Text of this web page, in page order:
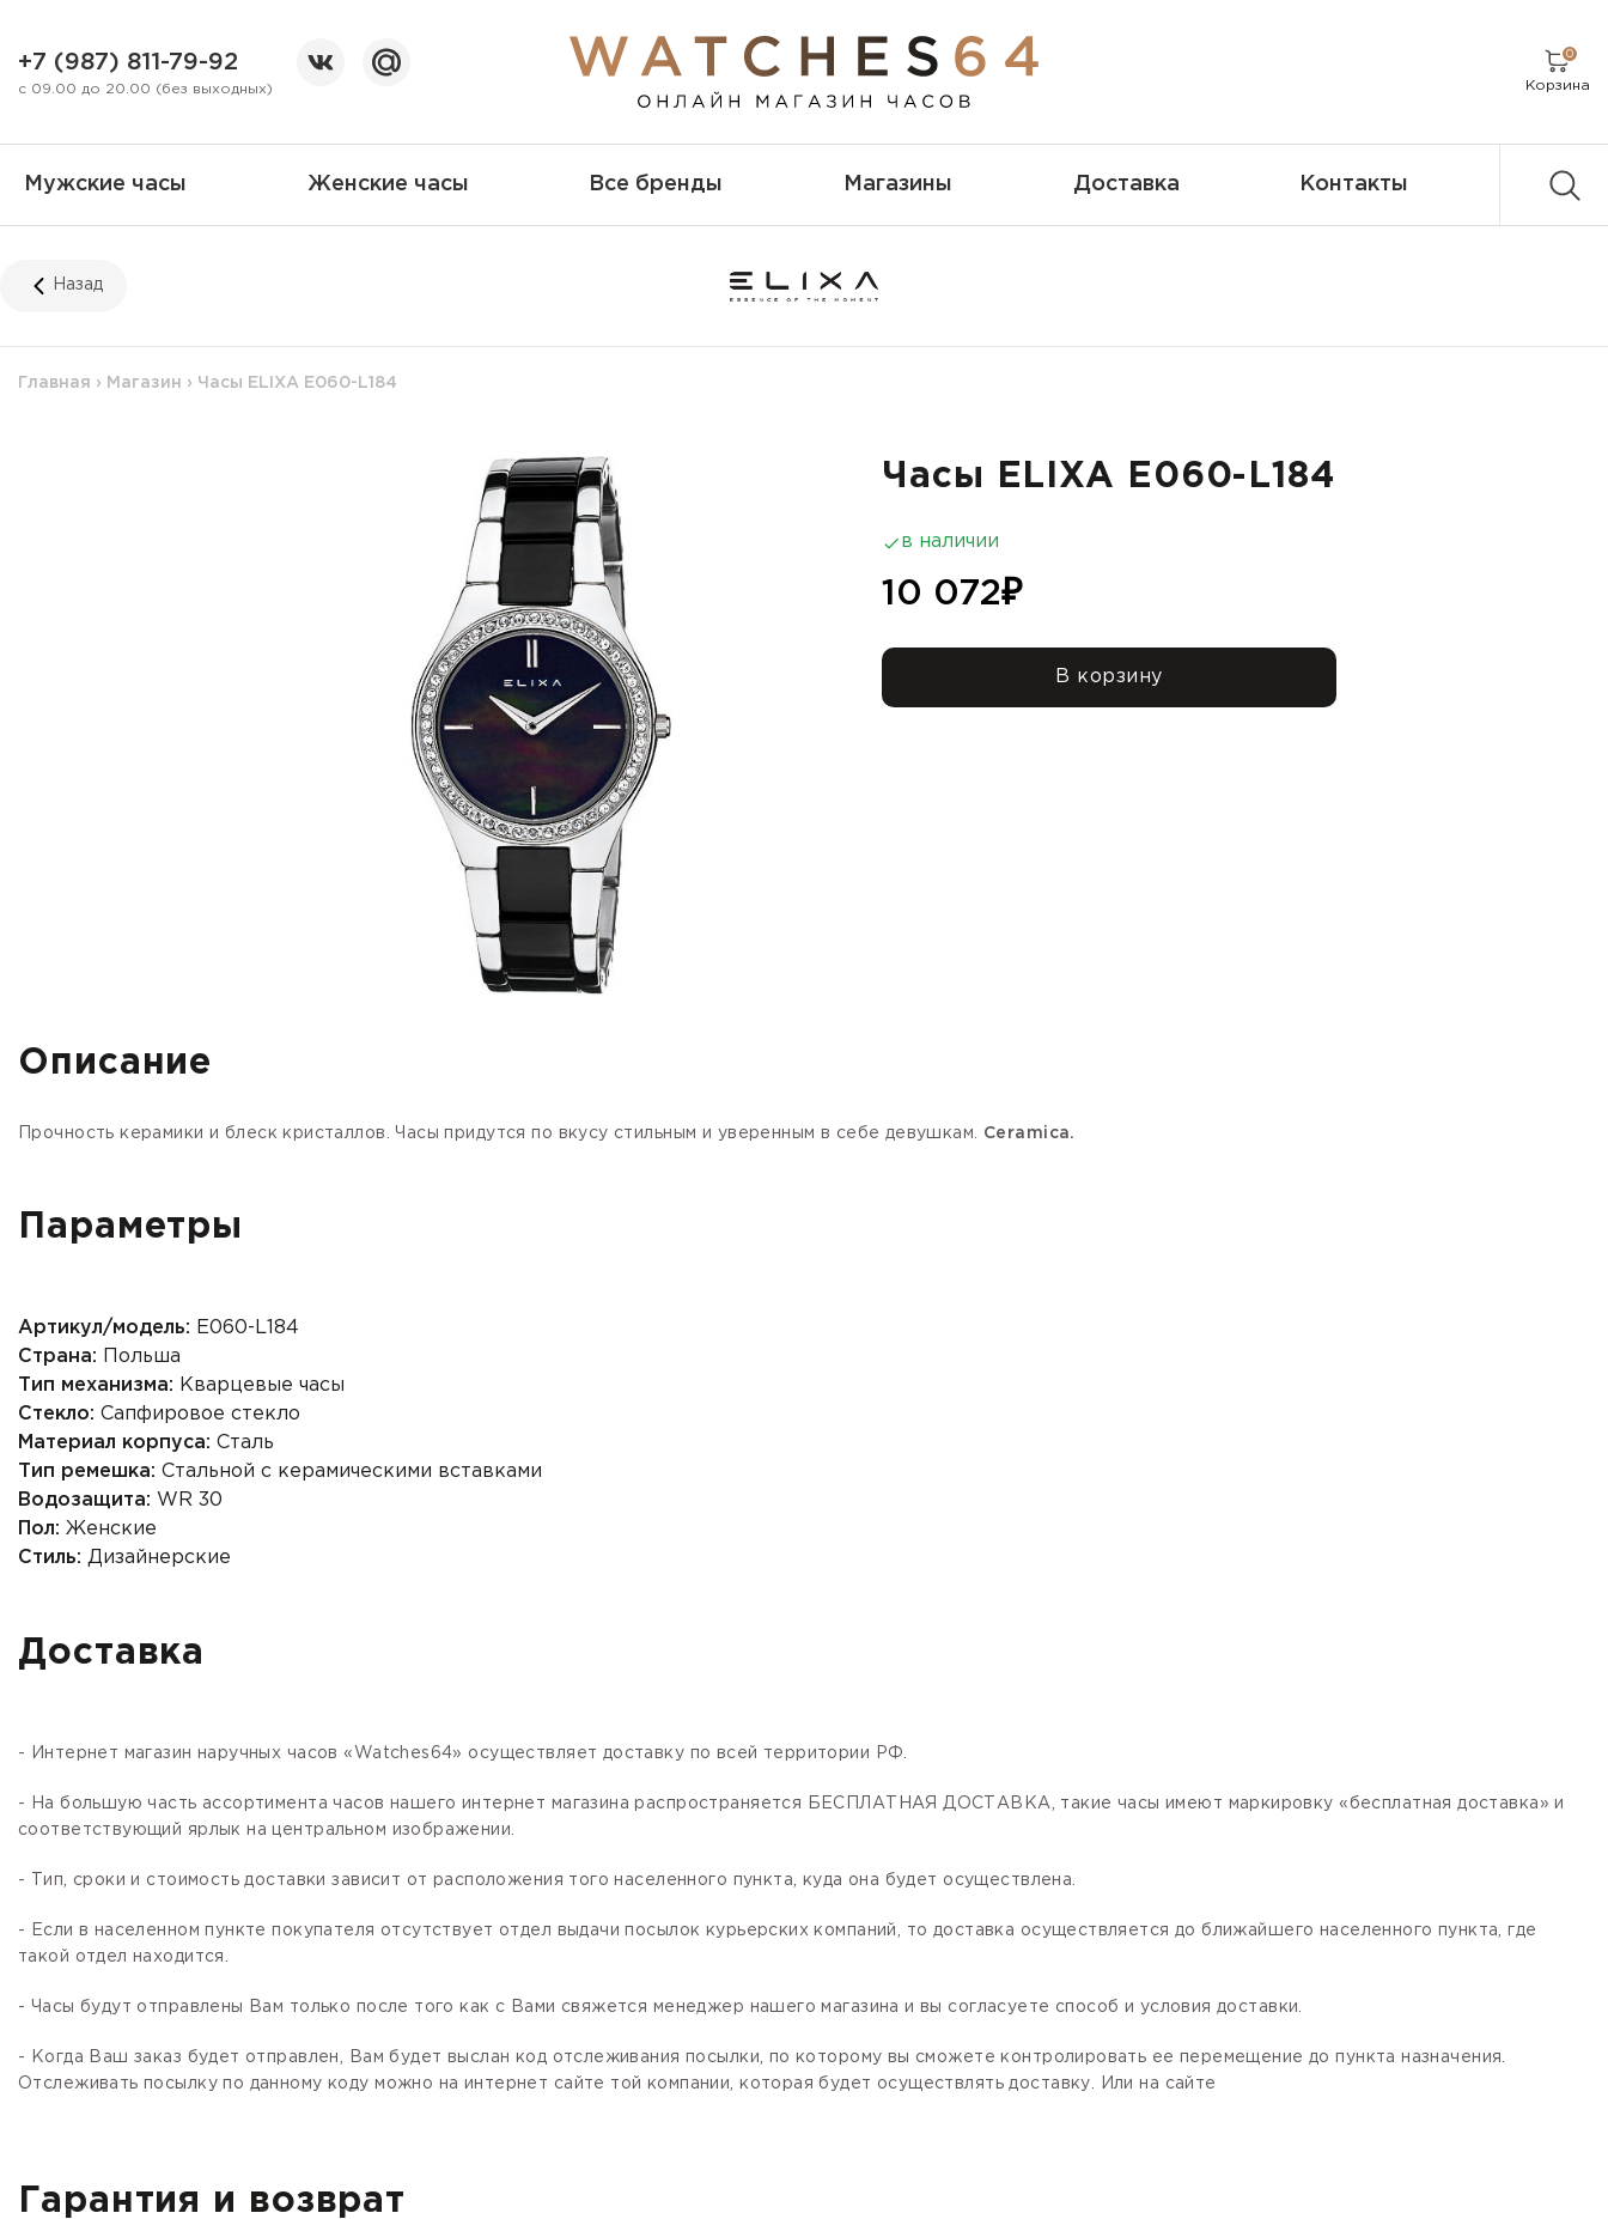
+7 (987) 811-79-92
с 09.00 до 20.00 (без выходных)
0
Корзина
Мужские часы Женские часы Все бренды Магазины Доставка Контакты
Назад
Главная › Магазин › Часы ELIXA E060-L184
Часы ELIXA E060-L184
в наличии
10 072₽
В корзину
Описание
Прочностькерамики и блеск кристаллов. Часы придутся по вкусу стильным и уверенным в себе девушкам. Ceramica.
Параметры
Артикул/модель: E060-L184
Страна: Польша
Тип механизма: Кварцевые часы
Стекло: Сапфировое стекло
Материал корпуса: Сталь
Тип ремешка: Стальной с керамическими вставками
Водозащита: WR 30
Пол: Женские
Стиль: Дизайнерские
Доставка
- Интернет магазин наручных часов «Watches64» осуществляет доставку по всей территории РФ.
- На большую часть ассортимента часов нашего интернет магазина распространяется БЕСПЛАТНАЯ ДОСТАВКА, такие часы имеют маркировку «бесплатная доставка» и
соответствующий ярлык на центральном изображении.
- Тип, сроки и стоимость доставки зависит от расположения того населенного пункта, куда она будет осуществлена.
- Если в населенном пункте покупателя отсутствует отдел выдачи посылок курьерских компаний, то доставка осуществляется до ближайшего населенного пункта, где
такой отдел находится.
- Часы будут отправлены Вам только после того как с Вами свяжется менеджер нашего магазина и вы согласуете способ и условия доставки.
- Когда Ваш заказ будет отправлен, Вам будет выслан код отслеживания посылки, по которому вы сможете контролировать ее перемещение до пункта назначения.
Отслеживать посылку по данному коду можно на интернет сайте той компании, которая будет осуществлять доставку. Или на сайте
Гарантия и возврат